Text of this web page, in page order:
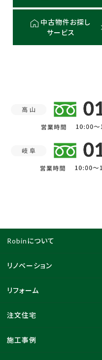
中古物件お探し
サービス
Robinについて
リノベーション
リフォーム
注文住宅
施工事例